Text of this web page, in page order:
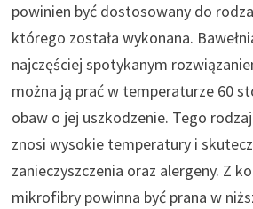
powinien być dostosowany do
którego została wykonana.
najczęściej spotykanym
można ją prać w temperaturze 60
obaw o jej uszkodzenie. Tego
znosi wysokie temperatury i
zanieczyszczenia oraz alergeny. Z
mikrofibry powinna być prana w